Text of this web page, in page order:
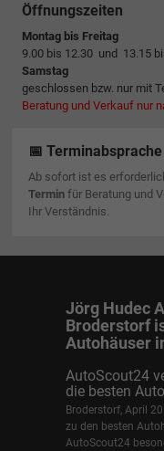
Öffnungszeiten
Montag bis Freitag
9.00 bis 12.30 und 13.15
Samstag
geschlossen bzw. nur mit
Beratung und Verkauf nur
📅
Ab sofort ist es
Terminfür Beratung und
Ihr Verständnis.
Jörg Hudec
Broderstorf
Autohäuser
AutoScout24
die besten
Broderstorf, April
zu den besten
AutoScout24